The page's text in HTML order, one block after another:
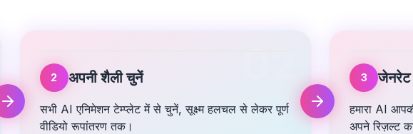
2 अपनी शैली चुनें
सभी AI एनिमेशन टेम्प्लेट में से चुनें, सूक्ष्म हलचल से लेकर पूर्ण
वीडियो रूपांतरण तक।
3
हमारा AI
अपने रिज़ल्ट